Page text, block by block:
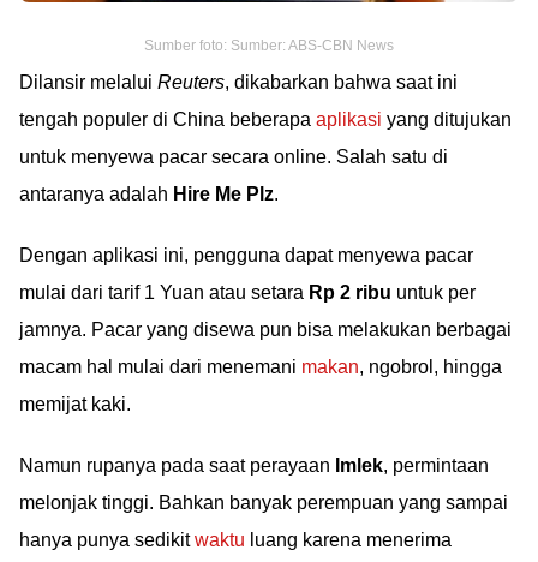
Sumber foto: Sumber: ABS-CBN News
Dilansir melalui Reuters, dikabarkan bahwa saat ini
tengah populer di China beberapa aplikasi yang ditujukan
untuk menyewa pacar secara online. Salah satu di
antaranya adalah Hire Me Plz.
Dengan aplikasi ini, pengguna dapat menyewa pacar
mulai dari tarif 1 Yuan atau setara Rp 2 ribu untuk per
jamnya. Pacar yang disewa pun bisa melakukan berbagai
macam hal mulai dari menemani makan, ngobrol, hingga
memijat kaki.
Namun rupanya pada saat perayaan Imlek, permintaan
melonjak tinggi. Bahkan banyak perempuan yang sampai
hanya punya sedikitwaktu luang karena menerima